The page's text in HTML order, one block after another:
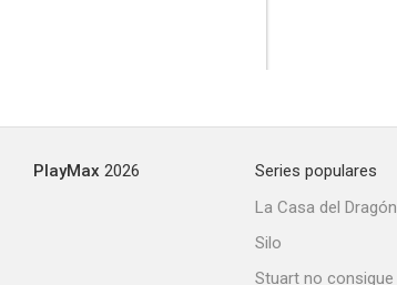
PlayMax 2026
Series populares
La Casa del Dragón
Silo